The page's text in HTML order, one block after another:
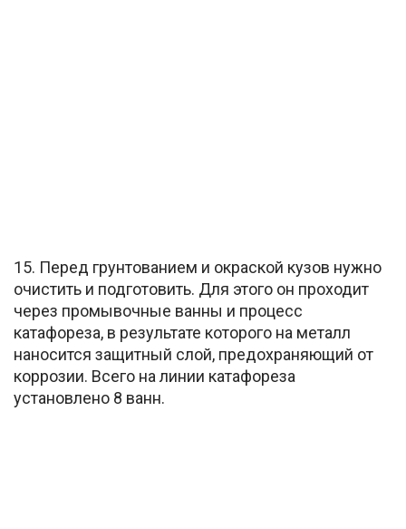
15. Перед грунтованием и окраской кузов нужно
очистить и подготовить. Для этого он проходит
через промывочные ванны и процесс
катафореза, в результате которого на металл
наносится защитный слой, предохраняющий от
коррозии. Всего на линии катафореза
установлено 8 ванн.